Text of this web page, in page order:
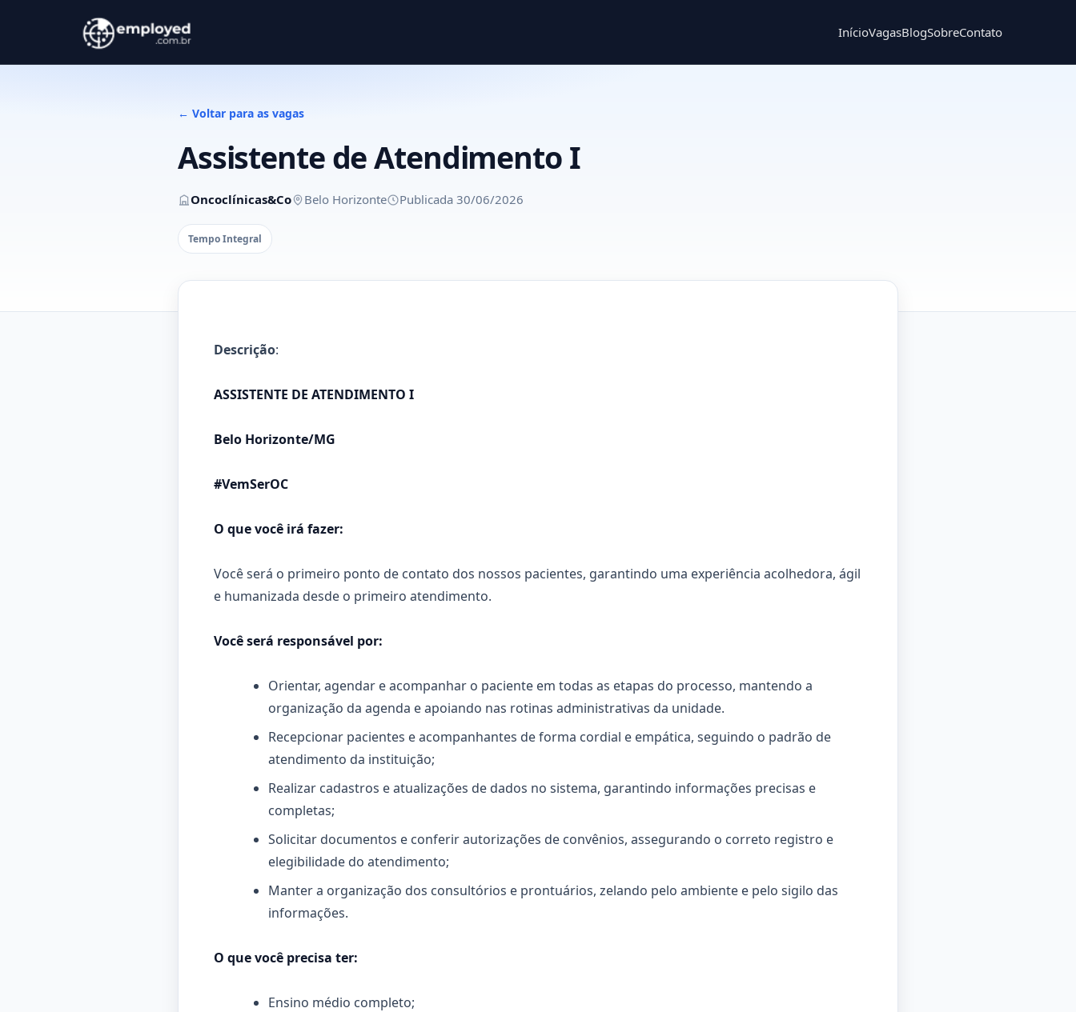
InícioVagasBlogSobreContato
← Voltar para as vagas
Assistente de Atendimento I
Oncoclínicas&Co Belo Horizonte Publicada 30/06/2026
Tempo Integral
Descrição:
ASSISTENTE DE ATENDIMENTO I
Belo Horizonte/MG
#VemSerOC
O que você irá fazer:
Você será o primeiro ponto de contato dos nossos pacientes, garantindo uma experiência acolhedora, ágil
e humanizada desde o primeiro atendimento.
Você será responsável por:
Orientar, agendar e acompanhar o paciente em todas as etapas do processo, mantendo a
organização da agenda e apoiando nas rotinas administrativas da unidade.
Recepcionar pacientes e acompanhantes de forma cordial e empática, seguindo o padrão de
atendimento da instituição;
Realizar cadastros e atualizações de dados no sistema, garantindo informações precisas e
completas;
Solicitar documentos e conferir autorizações de convênios, assegurando o correto registro e
elegibilidade do atendimento;
Manter a organização dos consultórios e prontuários, zelando pelo ambiente e pelo sigilo das
informações.
O que você precisa ter:
Ensino médio completo;